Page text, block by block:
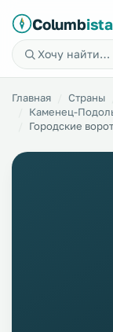
Columbista
Главная Страны
Каменец-
Городские